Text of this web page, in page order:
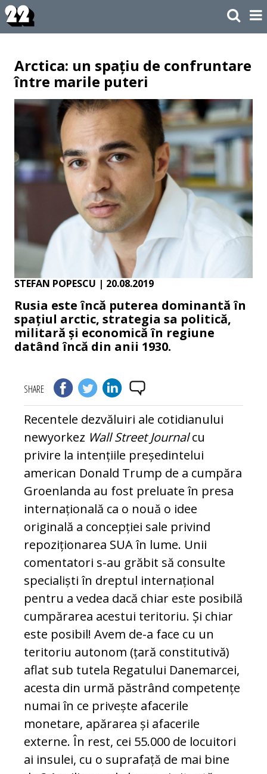
Arctica: un spațiu de confruntare
între marile puteri
STEFAN POPESCU | 20.08.2019
Rusia este încă puterea dominantă în
spațiul arctic, strategia sa politică,
militară și economică în regiune
datând încă din anii 1930.
SHARE
Recentele dezvăluiri ale cotidianului
newyorkez Wall Street Journalcu
privire la intențiile președintelui
american Donald Trump de a cumpăra
Groenlanda au fost preluate în presa
internațională ca o nouă o idee
originală a concepției sale privind
repoziționarea SUA în lume. Unii
comentatori s-au grăbit să consulte
specialiști în dreptul internațional
pentru a vedea dacă chiar este posibilă
cumpăra­rea acestui teritoriu. Și chiar
este posibil! Avem de-a face cu un
teritoriu autonom (țară constitutivă)
aflat sub tutela Regatului Danemarcei,
acesta din urmă păstrând competențe
numai în ce privește afacerile
monetare, apărarea și afacerile
externe. În rest, cei 55.000 de locuitori
ai insulei, cu o suprafață de mai bine